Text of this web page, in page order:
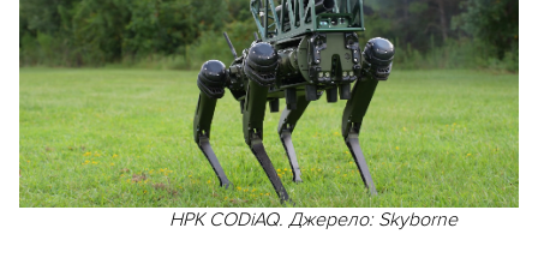
НРК CODiAQ. Джерело: Skyborne